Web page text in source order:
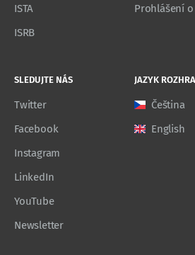
ISTA
ISRB
Prohlášení
SLEDUJTE NÁS
Twitter
Facebook
Instagram
LinkedIn
YouTube
Newsletter
JAZYK
Čeština
English